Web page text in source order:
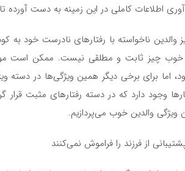
آوری اطلاعات کاملی در این زمینه به دست آورده
والدین ناخواسته با رفتار‌های نادرست خود
خوب چیز ثابت و مطلقی نیست. ممکن است
اما برای برخی دیگر همین ویژگی‌ها در دسته
وجود دارد که در دسته رفتار‌های مثبت
ویژگی والدین خوب می‌پردازیم.